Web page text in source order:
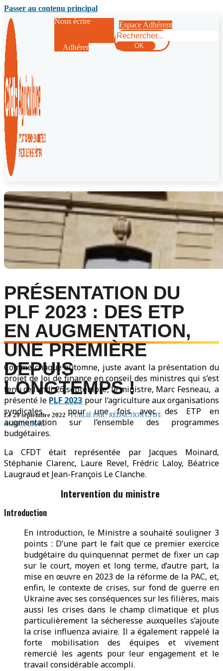
Passer au contenu principal
Nous écrire
Adhérer
Espace Adhérent
Rechercher
OK
PRÉSENTATION DU
PLF 2023 : DES ETP
EN AUGMENTATION,
UNE PREMIÈRE
DEPUIS
LONGTEMPS !
Le 29 septembre 2022
PUBLIÉ PAR : RÉDACTION CFDT-
AGRICULTURE
Comme chaque automne, juste avant la présentation du
projet de loi de finance en conseil des ministres qui s’est
tenu ce lundi 26 septembre, le ministre, Marc Fesneau, a
présenté le PLF 2023 pour l’agriculture aux organisations
syndicales, … pour une fois avec des ETP en
augmentation sur l’ensemble des programmes
budgétaires.
La CFDT était représentée par Jacques Moinard,
Stéphanie Clarenc, Laure Revel, Frédric Laloy, Béatrice
Laugraud et Jean-François Le Clanche.
Intervention du ministre
Introduction
En introduction, le Ministre a souhaité souligner 3
points : D’une part le fait que ce premier exercice
budgétaire du quinquennat permet de fixer un cap
sur le court, moyen et long terme, d’autre part, la
mise en œuvre en 2023 de la réforme de la PAC, et,
enfin, le contexte de crises, sur fond de guerre en
Ukraine avec ses conséquences sur les filières, mais
aussi les crises dans le champ climatique et plus
particulièrement la sécheresse auxquelles s’ajoute
la crise influenza aviaire. Il a également rappelé la
forte mobilisation des équipes et vivement
remercié les agents pour leur engagement et le
travail considérable accompli.